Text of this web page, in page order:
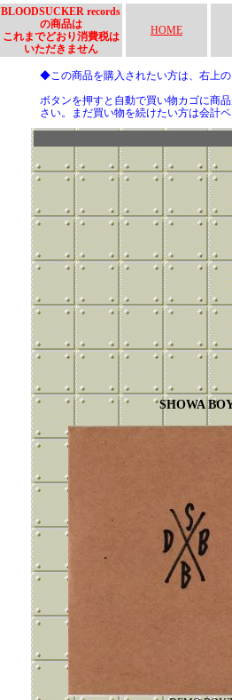
BLOODSUCKER records
の商品は
これまでどおり消費税は
いただきません
HOME
◆この商品を購入されたい方は、右上
ボタンを押すと自動で買い物カゴに商
さい。まだ買い物を続けたい方は会計
SHOWA